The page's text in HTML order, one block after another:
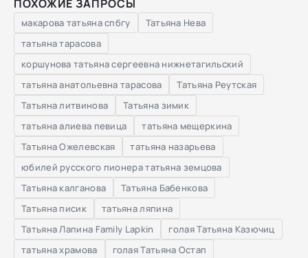
ПОХОЖИЕ ЗАПРОСЫ
макарова татьяна спбгу
Татьяна Нева
татьяна тарасова
коршунова татьяна сергеевна нижнетагильский
татьяна анатольевна тарасова
Татьяна Реутская
Татьяна литвинова
Татьяна зимик
татьяна алиева певица
татьяна мещеркина
Татьяна Ожелевская
татьяна назарьева
юбилей русского пионера татьяна земцова
Татьяна калганова
Татьяна Бабенкова
Татьяна писик
татьяна ляпина
Татьяна Лапина Family Lapkin
голая Татьяна Казючиц
татьяна храмова
голая Татьяна Остап